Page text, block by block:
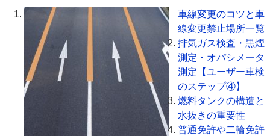
車線変更のコツと車
線変更禁止場所一覧
排気ガス検査・黒煙
測定・オパシメータ
測定【ユーザー車検
のステップ④】
燃料タンクの構造と
水抜きの重要性
普通免許や二輪免許